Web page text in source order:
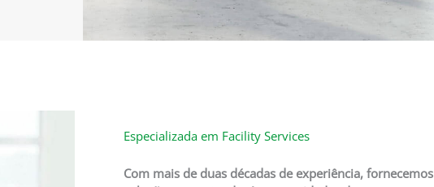
Especializada em Facility Services
Com mais de duas décadas de experiência, fornecemos